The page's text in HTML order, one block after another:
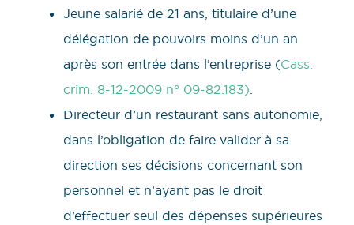
Jeune salarié de 21 ans, titulaire d’une
délégation de pouvoirs moins d’un an
après son entrée dans l’entreprise (Cass.
crim. 8-12-2009 n° 09-82.183)
Directeur d’un restaurant sans autonomie,
dans l’obligation de faire valider à sa
direction ses décisions concernant son
personnel et n’ayant pas le droit
d’effectuer seul des dépenses supérieures